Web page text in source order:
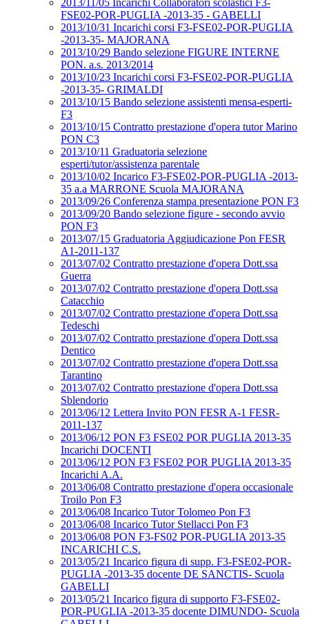
2013/11/05 Incarichi Collaboratori scolastici F3-
FSE02-POR-PUGLIA -2013-35 - GABELLI
2013/10/31 Incarichi corsi F3-FSE02-POR-PUGLIA
-2013-35- MAJORANA
2013/10/29 Bando selezione FIGURE INTERNE
PON. a.s. 2013/2014
2013/10/23 Incarichi corsi F3-FSE02-POR-PUGLIA
-2013-35- GRIMALDI
2013/10/15 Bando selezione assistenti mensa-esperti-
F3
2013/10/15 Contratto prestazione d'opera tutor Marino
PON C3
2013/10/11 Graduatoria selezione
esperti/tutor/assistenza parentale
2013/10/02 Incarico F3-FSE02-POR-PUGLIA -2013-
35 a.a MARRONE Scuola MAJORANA
2013/09/26 Conferenza stampa presentazione PON F3
2013/09/20 Bando selezione figure - secondo avvio
PON F3
2013/07/15 Graduatoria Aggiudicazione Pon FESR
A1-2011-137
2013/07/02 Contratto prestazione d'opera Dott.ssa
Guerra
2013/07/02 Contratto prestazione d'opera Dott.ssa
Catacchio
2013/07/02 Contratto prestazione d'opera Dott.ssa
Tedeschi
2013/07/02 Contratto prestazione d'opera Dott.ssa
Dentico
2013/07/02 Contratto prestazione d'opera Dott.ssa
Tarantino
2013/07/02 Contratto prestazione d'opera Dott.ssa
Sblendorio
2013/06/12 Lettera Invito PON FESR A-1 FESR-
2011-137
2013/06/12 PON F3 FSE02 POR PUGLIA 2013-35
Incarichi DOCENTI
2013/06/12 PON F3 FSE02 POR PUGLIA 2013-35
Incarichi A.A.
2013/06/08 Contratto prestazione d'opera occasionale
Troilo Pon F3
2013/06/08 Incarico Tutor Tolomeo Pon F3
2013/06/08 Incarico Tutor Stellacci Pon F3
2013/06/08 PON F3-FS02 POR-PUGLIA 2013-35
INCARICHI C.S.
2013/05/21 Incarico figura di supp. F3-FSE02-POR-
PUGLIA -2013-35 docente DE SANCTIS- Scuola
GABELLI
2013/05/21 Incarico figura di supporto F3-FSE02-
POR-PUGLIA -2013-35 docente DIMUNDO- Scuola